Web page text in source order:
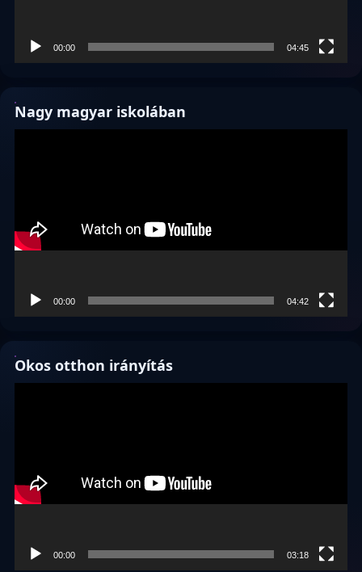
00:00 04:45
Nagy magyar iskolában
00:00 04:42
Okos otthon irányítás
00:00 03:18